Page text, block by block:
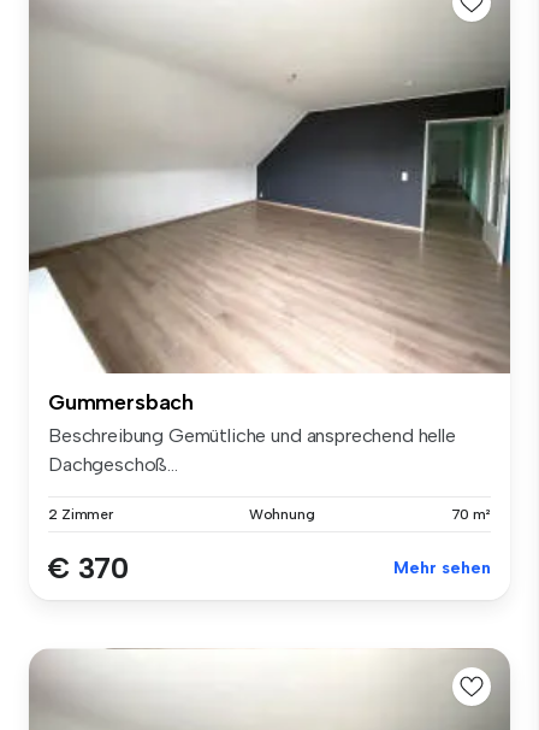
Gummersbach
Beschreibung Gemütliche und ansprechend helle
Dachgeschoß...
2 Zimmer Wohnung 70 m²
€ 370 Mehr sehen